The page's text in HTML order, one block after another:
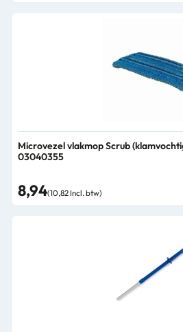
Microvezel vlakmop Scrub
03040355
8,94(10,82 Incl. btw)